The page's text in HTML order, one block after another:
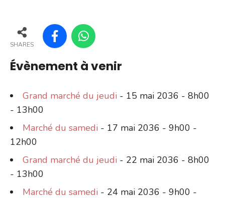
SHARES
Évènement à venir
Grand marché du jeudi - 15 mai 2036 - 8h00
- 13h00
Marché du samedi - 17 mai 2036 - 9h00 -
12h00
Grand marché du jeudi - 22 mai 2036 - 8h00
- 13h00
Marché du samedi - 24 mai 2036 - 9h00 -